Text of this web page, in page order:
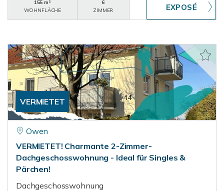
155 m²
WOHNFLÄCHE
6
ZIMMER
VERMIETET
Owen
VERMIETET! Charmante 2-Zimmer-
Dachgeschosswohnung - Ideal für Singles &
Pärchen!
Dachgeschosswohnung